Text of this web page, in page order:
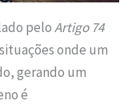
peloArtigo 74
onde um
gerando um
é